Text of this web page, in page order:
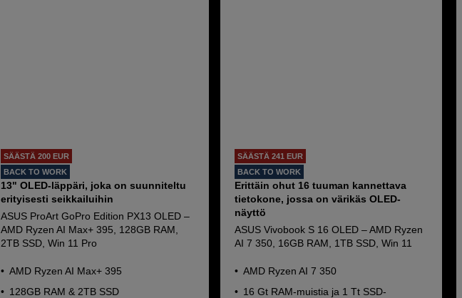
SÄÄSTÄ 200 EUR
BACK TO WORK
13" OLED-läppäri, joka on suunniteltu
erityisesti seikkailuihin
ASUS ProArt GoPro Edition PX13 OLED –
AMD Ryzen AI Max+ 395, 128GB RAM,
2TB SSD, Win 11 Pro
AMD Ryzen AI Max+ 395
128GB RAM & 2TB SSD
SÄÄSTÄ 241 EUR
BACK TO WORK
Erittäin ohut 16 tuuman kannettava
tietokone, jossa on värikäs OLED-
näyttö
ASUS Vivobook S 16 OLED – AMD Ryzen
AI 7 350, 16GB RAM, 1TB SSD, Win 11
AMD Ryzen AI 7 350
16 Gt RAM-muistia ja 1 Tt SSD-